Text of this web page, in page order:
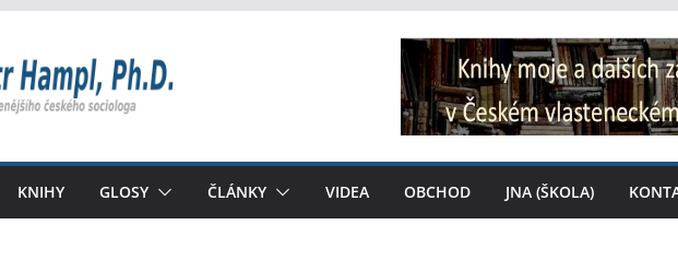
KNIHY GLOSY ČLÁNKY VIDEA OBCHOD JNA (ŠKOLA)